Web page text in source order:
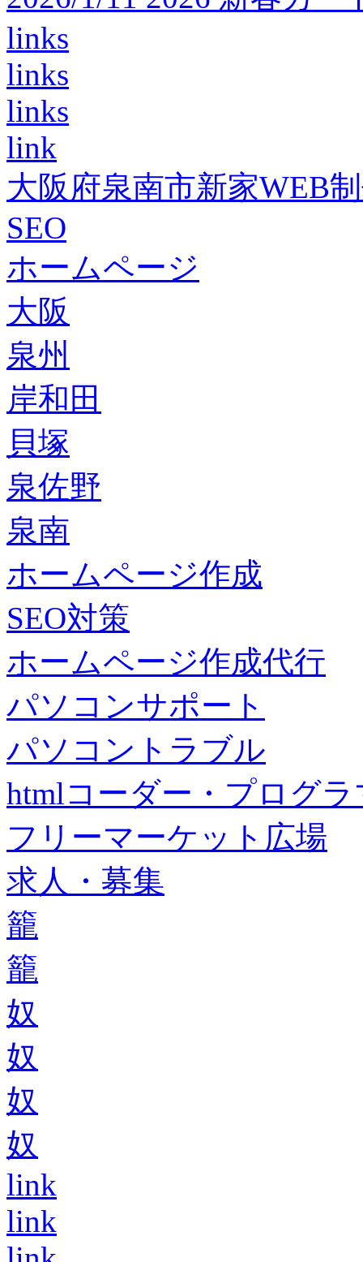
links
links
links
link
大阪府泉南市新家WEB
SEO
ホームページ
大阪
泉州
岸和田
貝塚
泉佐野
泉南
ホームページ作成
SEO対策
ホームページ作成代行
パソコンサポート
パソコントラブル
htmlコーダー・プログラ
フリーマーケット広場
求人・募集
籠
籠
奴
奴
奴
奴
link
link